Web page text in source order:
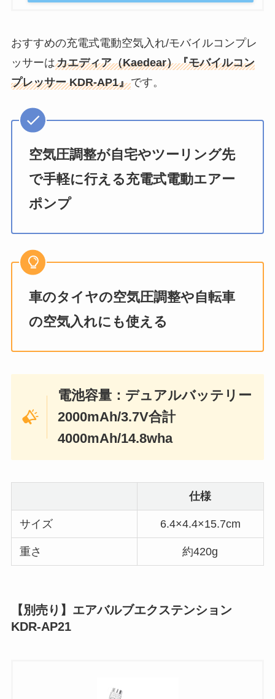
おすすめの充電式電動空気入れ/モバイルコンプレ
ッサーはカエディア（Kaedear）『モバイルコン
プレッサー KDR-AP1』です。
空気圧調整が自宅やツーリング先
で手軽に行える充電式電動エアー
ポンプ
車のタイヤの空気圧調整や自転車
の空気入れにも使える
電池容量：デュアルバッテリー
2000mAh/3.7V合計
4000mAh/14.8wha
仕様
サイズ 6.4×4.4×15.7cm
重さ 約420g
【別売り】エアバルブエクステンション
KDR-AP21